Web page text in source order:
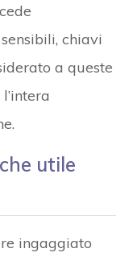
chiavi
a queste
utile
ingaggiato